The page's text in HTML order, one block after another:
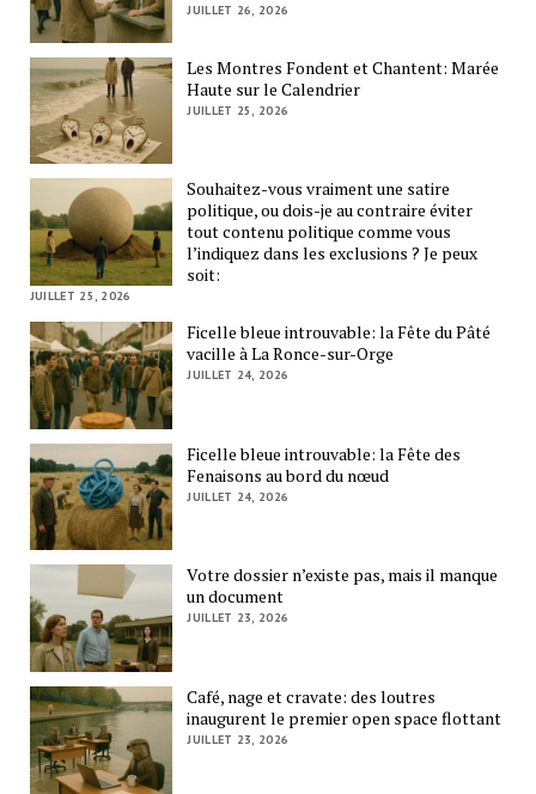
JUILLET 26, 2026
Les Montres Fondent et Chantent: Marée
Haute sur le Calendrier
JUILLET 25, 2026
Souhaitez-vous vraiment une satire
politique, ou dois-je au contraire éviter
tout contenu politique comme vous
l’indiquez dans les exclusions ? Je peux
soit:
JUILLET 25, 2026
Ficelle bleue introuvable: la Fête du Pâté
vacille à La Ronce-sur-Orge
JUILLET 24, 2026
Ficelle bleue introuvable: la Fête des
Fenaisons au bord du nœud
JUILLET 24, 2026
Votre dossier n’existe pas, mais il manque
un document
JUILLET 23, 2026
Café, nage et cravate: des loutres
inaugurent le premier open space flottant
JUILLET 23, 2026